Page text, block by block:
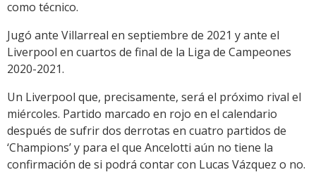
como técnico.
Jugó ante Villarreal en septiembre de 2021 y ante el
Liverpool en cuartos de final de la Liga de Campeones
2020-2021.
Un Liverpool que, precisamente, será el próximo rival el
miércoles. Partido marcado en rojo en el calendario
después de sufrir dos derrotas en cuatro partidos de
‘Champions’ y para el que Ancelotti aún no tiene la
confirmación de si podrá contar con Lucas Vázquez o no.